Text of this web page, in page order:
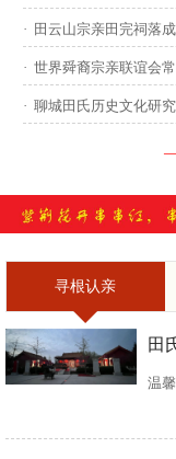
议...
· 田云山宗亲田完祠落
· 世界舜裔宗亲联谊会
· 聊城田氏历史文化研
寻根认亲
田
温